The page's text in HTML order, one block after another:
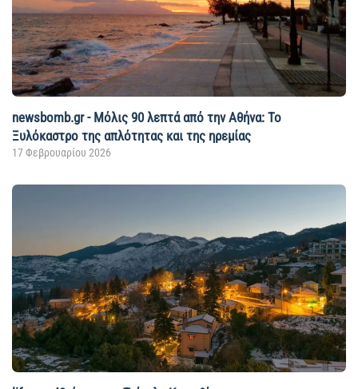
newsbomb.gr - Μόλις 90 λεπτά από την Αθήνα: Το
Ξυλόκαστρο της απλότητας και της ηρεμίας
17 Φεβρουαρίου 2026